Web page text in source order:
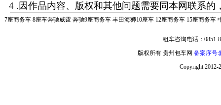
4 .因作品内容、版权和其他问题需要同本网联系的
7座商务车 8座车奔驰威霆 奔驰9座商务车 丰田海狮10座车 12座商务车 15座商务车
租车咨询电话：0851-
版权所有 贵州包车网 备案序号:
Copyright 2012-